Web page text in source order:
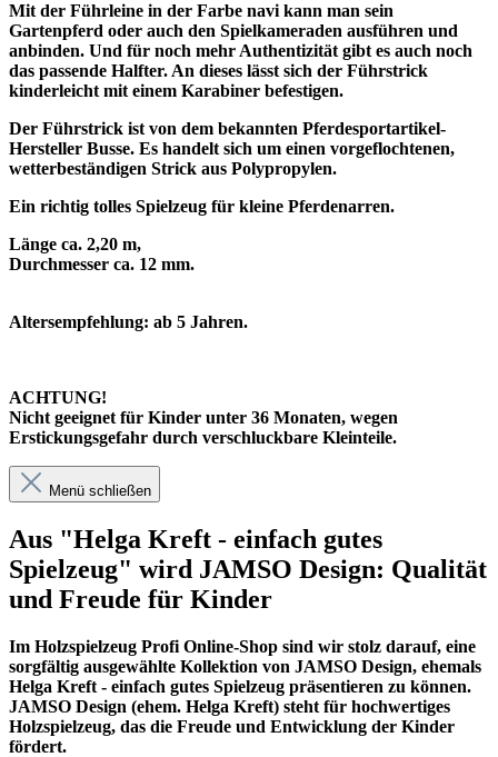
Mit der Führleine in der Farbe navi kann man sein
Gartenpferd oder auch den Spielkameraden ausführen und
anbinden. Und für noch mehr Authentizität gibt es auch noch
das passende Halfter. An dieses lässt sich der Führstrick
kinderleicht mit einem Karabiner befestigen.
Der Führstrick ist von dem bekannten Pferdesportartikel-
Hersteller Busse. Es handelt sich um einen vorgeflochtenen,
wetterbeständigen Strick aus Polypropylen.
Ein richtig tolles Spielzeug für kleine Pferdenarren.
Länge ca. 2,20 m,
Durchmesser ca. 12 mm.
Altersempfehlung: ab 5 Jahren.
ACHTUNG!
Nicht geeignet für Kinder unter 36 Monaten, wegen
Erstickungsgefahr durch verschluckbare Kleinteile.
Menü schließen
Aus "Helga Kreft - einfach gutes
Spielzeug" wird JAMSO Design: Qualität
und Freude für Kinder
Im Holzspielzeug Profi Online-Shop sind wir stolz darauf, eine
sorgfältig ausgewählte Kollektion von JAMSO Design, ehemals
Helga Kreft - einfach gutes Spielzeug präsentieren zu können.
JAMSO Design (ehem. Helga Kreft) steht für hochwertiges
Holzspielzeug, das die Freude und Entwicklung der Kinder
fördert.